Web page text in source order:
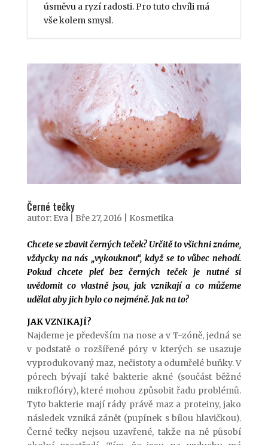
úsměvu a ryzí radosti. Pro tuto chvíli má
vše kolem smysl.
Černé tečky
autor: Eva| Bře 27, 2016 Kosmetika
Chcete se zbavit černých teček? Určitě to všichni známe,
vždycky na nás „vykouknou“, když se to vůbec nehodí.
Pokud chcete pleť bez černých teček je nutné si
uvědomit co vlastně jsou, jak vznikají a co můžeme
udělat aby jich bylo co nejméně. Jak na to?
JAK VZNIKAJÍ?
Najdeme je především na nose a v T-zóně, jedná se
v podstatě o rozšířené póry v kterých se usazuje
vyprodukovaný maz, nečistoty a odumřelé buňky. V
pórech bývají také bakterie akné (součást běžné
mikroflóry), které mohou způsobit řadu problémů.
Tyto bakterie mají rády právě maz a proteiny, jako
následek vzniká zánět (pupínek s bílou hlavičkou).
Černé tečky nejsou uzavřené, takže na ně působí